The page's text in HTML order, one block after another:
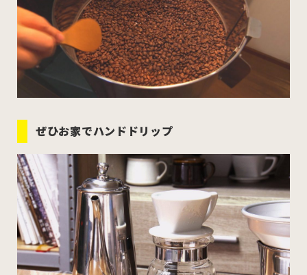
ぜひお家でハンドドリップ